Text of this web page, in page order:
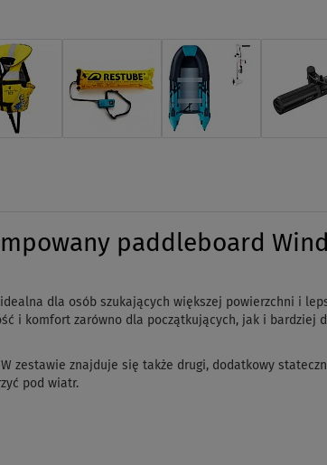
paddleboard
dla osób szukających większej powierzchni i
i komfort zarówno dla początkujących, jak i bardziej
zestawie znajduje się także drugi, dodatkowy
pod wiatr.